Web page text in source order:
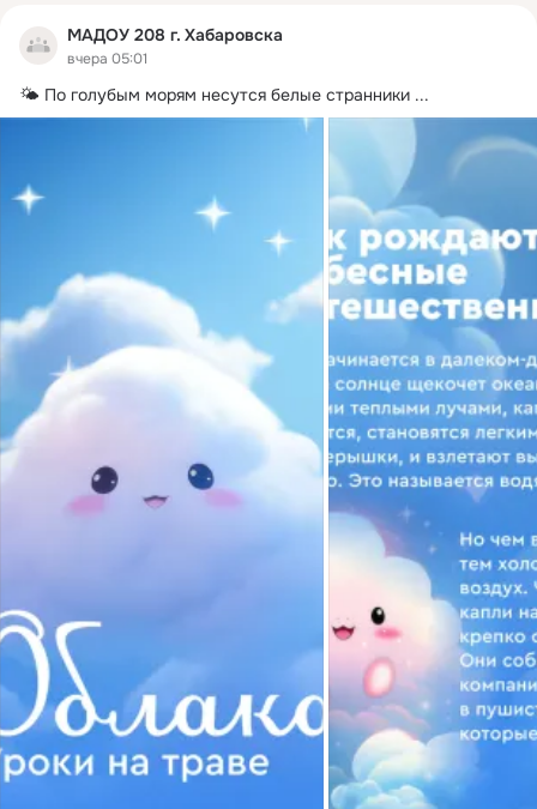
МАДОУ 208 г. Хабаровска
вчера 05:01
🌤️ По голубым морям несутся белые странники ...